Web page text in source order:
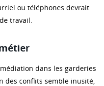
ou téléphones devrait
travail.
dans les garderies
des conflits semble inusité,